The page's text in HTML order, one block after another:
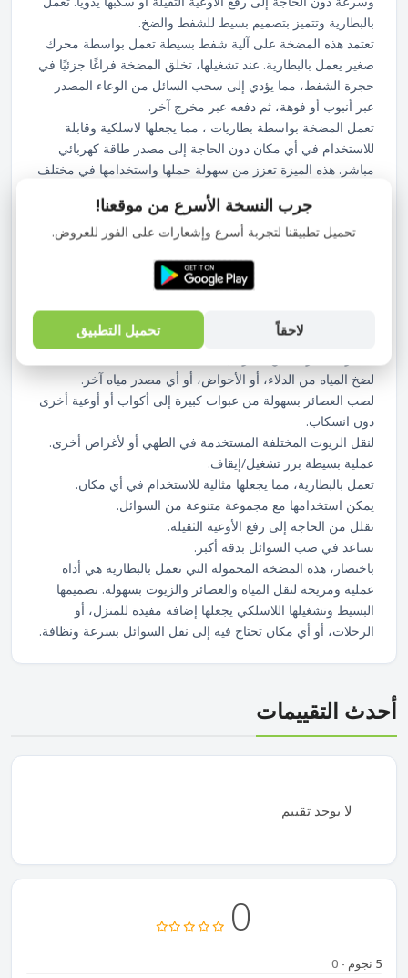
بالبطارية وتتميز بتصميم بسيط للشفط والضخ.
تعتمد هذه المضخة على آلية شفط بسيطة تعمل بواسطة محرك
صغير يعمل بالبطارية. عند تشغيلها، تخلق المضخة فراغًا جزئيًا في
حجرة الشفط، مما يؤدي إلى سحب السائل من الوعاء المصدر
عبر أنبوب أو فوهة، ثم دفعه عبر مخرج آخر.
تعمل المضخة بواسطة بطاريات ، مما يجعلها لاسلكية وقابلة
للاستخدام في أي مكان دون الحاجة إلى مصدر طاقة كهربائي
مباشر. هذه الميزة تعزز من سهولة حملها واستخدامها في مختلف
نظرًا لكونها منتجًا صينيًا، فمن المرجح أن تكون مصنوعة من مواد
بلاستيكية خفيفة الوزن ومتينة. قد تتوفر بألوان متعددة زاهية أو
المحرك وحجرة الضخ، بالإضافة إلى أنبوب أو فوهة إدخال للسائل
وأنبوب أو فوهة إخراج. قد يكون هناك زر بسيط لتشغيل وإيقاف
هذه المضخة متعددة الاستخدامات ويمكن استخدامها لنقل
لضخ المياه من الدلاء، أو الأحواض، أو أي مصدر مياه آخر.
لصب العصائر بسهولة من عبوات كبيرة إلى أكواب أو أوعية أخرى
دون انسكاب.
لنقل الزيوت المختلفة المستخدمة في الطهي أو لأغراض أخرى.
عملية بسيطة بزر تشغيل/إيقاف.
تعمل بالبطارية، مما يجعلها مثالية للاستخدام في أي مكان.
يمكن استخدامها مع مجموعة متنوعة من السوائل.
تقلل من الحاجة إلى رفع الأوعية الثقيلة.
تساعد في صب السوائل بدقة أكبر.
باختصار، هذه المضخة المحمولة التي تعمل بالبطارية هي أداة
عملية ومريحة لنقل المياه والعصائر والزيوت بسهولة. تصميمها
البسيط وتشغيلها اللاسلكي يجعلها إضافة مفيدة للمنزل، أو
الرحلات، أو أي مكان تحتاج فيه إلى نقل السوائل بسرعة ونظافة.
أحدث التقييمات
لا يوجد تقييم
0
5 نجوم - 0
جرب النسخة الأسرع من موقعنا!
تحميل تطبيقنا لتجربة أسرع وإشعارات على الفور للعروض.
لاحقاً تحميل التطبيق